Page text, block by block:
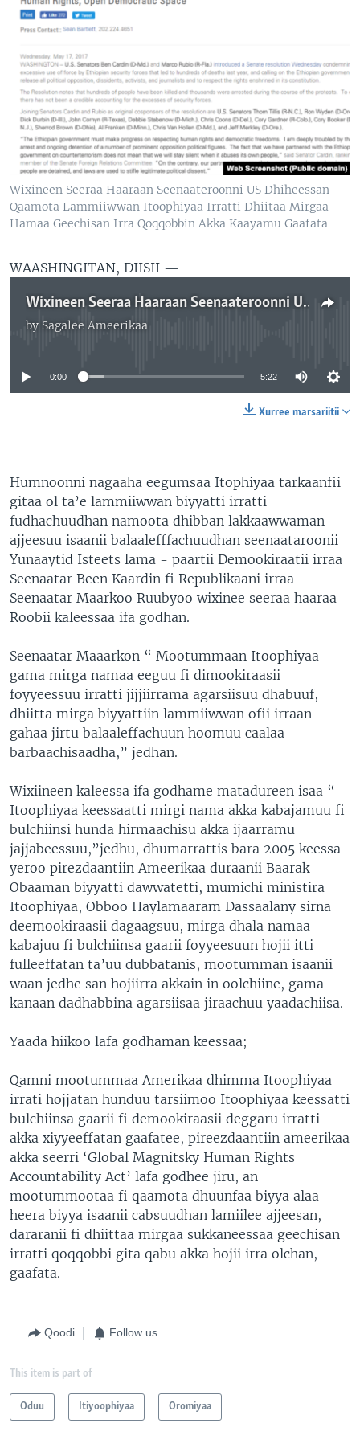
Wixineen Seeraa Haaraan Seenaateroonni US Dhiheessan
Qaamota Lammiiwwan Itoophiyaa Irratti Dhiitaa Mirgaa
Hamaa Geechisan Irra Qoqqobbin Akka Kaayamu Gaafata
WAASHINGITAN, DIISII —
Wixineen Seeraa Haaraan Seenaateroonni US Dhiheessan Qaamota Lammiiwwan Itoophiyaa Irratti Dhiitaa Mirgaa Hamaa Geechisan Irra Qoqqobbin Akka Kaayamu Gaafata
by Sagalee Ameerikaa
No media source currently available
0:00 5:22
Xurree marsariitii
Humnoonni nagaaha eegumsaa Itophiyaa tarkaanfii
gitaa ol ta’e lammiiwwan biyyatti irratti
fudhachuudhan namoota dhibban lakkaawwaman
ajjeesuu isaanii balaalefffachuudhan seenaataroonii
Yunaaytid Isteets lama - paartii Demookiraatii irraa
Seenaatar Been Kaardin fi Republikaani irraa
Seenaatar Maarkoo Ruubyoo wixinee seeraa haaraa
Roobii kaleessaa ifa godhan.
Seenaatar Maaarkon “ Mootummaan Itoophiyaa
gama mirga namaa eeguu fi dimookiraasii
foyyeessuu irratti jijjiirrama agarsiisuu dhabuuf,
dhiitta mirga biyyattiin lammiiwwan ofii irraan
gahaa jirtu balaaleffachuun hoomuu caalaa
barbaachisaadha,” jedhan.
Wixiineen kaleessa ifa godhame matadureen isaa “
Itoophiyaa keessaatti mirgi nama akka kabajamuu fi
bulchiinsi hunda hirmaachisu akka ijaarramu
jajjabeessuu,”jedhu, dhumarrattis bara 2005 keessa
yeroo pirezdaantiin Ameerikaa duraanii Baarak
Obaaman biyyatti dawwatetti, mumichi ministira
Itoophiyaa, Obboo Haylamaaram Dassaalany sirna
deemookiraasii dagaagsuu, mirga dhala namaa
kabajuu fi bulchiinsa gaarii foyyeesuun hojii itti
fulleeffatan ta’uu dubbatanis, mootumman isaanii
waan jedhe san hojiirra akkain in oolchiine, gama
kanaan dadhabbina agarsiisaa jiraachuu yaadachiisa.
Yaada hiikoo lafa godhaman keessaa;
Qamni mootummaa Amerikaa dhimma Itoophiyaa
irrati hojjatan hunduu tarsiimoo Itoophiyaa keessatti
bulchiinsa gaarii fi demookiraasii deggaru irratti
akka xiyyeeffatan gaafatee, pireezdaantiin ameerikaa
akka seerri ‘Global Magnitsky Human Rights
Accountability Act’ lafa godhee jiru, an
mootummootaa fi qaamota dhuunfaa biyya alaa
heera biyya isaanii cabsuudhan lamiilee ajjeesan,
dararanii fi dhiittaa mirgaa sukkaneessaa geechisan
irratti qoqqobbi gita qabu akka hojii irra olchan,
gaafata.
Qoodi Follow us
This item is part of
Oduu Itiyoophiyaa Oromiyaa